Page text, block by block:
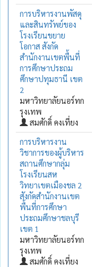
การบริหารงานพัสดุ
และสินทรัพย์ของ
โรงเรียนขยาย
โอกาส สังกัด
สำนักงานเขตพื้นที่
การศึกษาประถม
ศึกษาปทุมธานี เขต
2
มหาวิทยาลัยนอร์ทก
รุงเทพ
สมศักดิ์ คงเที่ยง
การบริหารงาน
วิชาการของผู้บริหาร
สถานศึกษากลุ่ม
โรงเรียนสห
วิทยาเขตเมืองชล 2
สังกัดสำนักงานเขต
พื้นที่การศึกษา
ประถมศึกษาชลบุรี
เขต 1
มหาวิทยาลัยนอร์ทก
รุงเทพ
สมศักดิ์ คงเที่ยง